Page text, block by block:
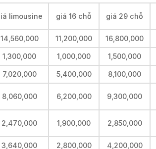
limousine giá 16 chỗ giá 29 chỗ
14,560,000 11,200,000 16,800,000
1,300,000 1,000,000 1,500,000
7,020,000 5,400,000 8,100,000
8,060,000 6,200,000 9,300,000
2,470,000 1,900,000 2,850,000
3,640,000 2,800,000 4,200,000